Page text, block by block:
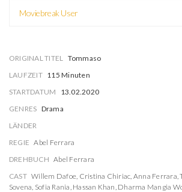
Moviebreak User
ORIGINAL TITEL Tommaso
LAUFZEIT 115 Minuten
STARTDATUM
13.02.2020
GENRES Drama
LÄNDER
REGIE Abel Ferrara
DREHBUCH Abel Ferrara
CAST Willem Dafoe, Cristina Chiriac, Anna Ferrara,
Sovena, Sofia Rania, Hassan Khan, Dharma Mangia